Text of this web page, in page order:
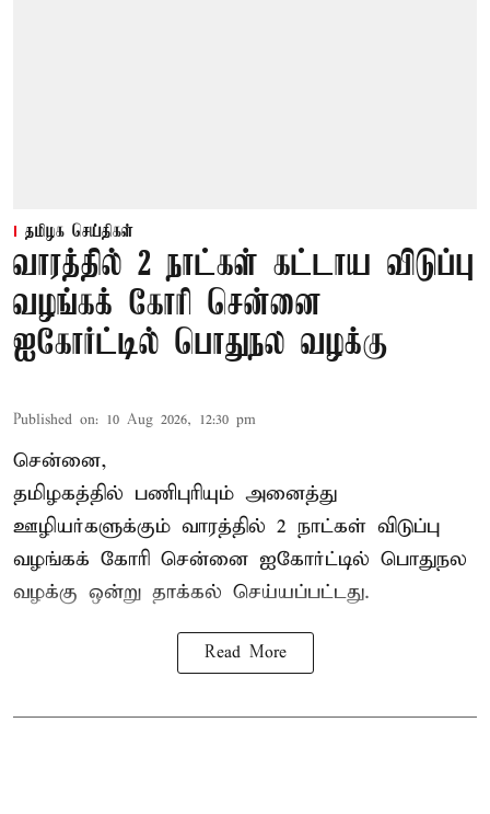
தமிழக செய்திகள்
வாரத்தில் 2 நாட்கள் கட்டாய விடுப்பு
வழங்கக் கோரி சென்னை
ஐகோர்ட்டில் பொதுநல வழக்கு
Published on: 10 Aug 2026, 12:30 pm
சென்னை,
தமிழகத்தில் பணிபுரியும் அனைத்து
ஊழியர்களுக்கும் வாரத்தில் 2 நாட்கள் விடுப்பு
வழங்கக் கோரி சென்னை ஐகோர்ட்டில் பொதுநல
வழக்கு ஒன்று தாக்கல் செய்யப்பட்டது.
Read More